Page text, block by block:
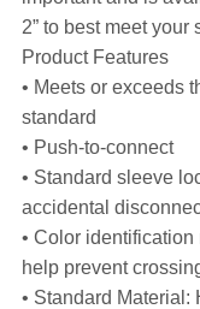
2” to best meet
Product Features
• Meets or exceeds
standard
• Push-to-connect
• Standard sleeve
accidental
• Color
help prevent
• Standard Material: